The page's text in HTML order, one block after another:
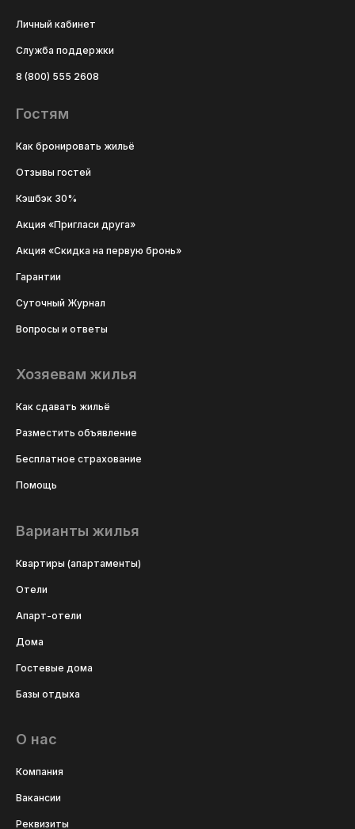
Личный кабинет
Служба поддержки
8 (800) 555 2608
Гостям
Как бронировать жильё
Отзывы гостей
Кэшбэк 30%
Акция «Пригласи друга»
Акция «Скидка на первую бронь»
Гарантии
Суточный Журнал
Вопросы и ответы
Хозяевам жилья
Как сдавать жильё
Разместить объявление
Бесплатное страхование
Помощь
Варианты жилья
Квартиры (апартаменты)
Отели
Апарт-отели
Дома
Гостевые дома
Базы отдыха
О нас
Компания
Вакансии
Реквизиты